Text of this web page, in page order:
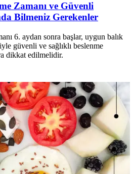
Zamanı ve Güvenli
Bilmeniz Gerekenler
6. aydan sonra başlar, uygun balık
güvenli ve sağlıklı beslenme
dikkat edilmelidir.